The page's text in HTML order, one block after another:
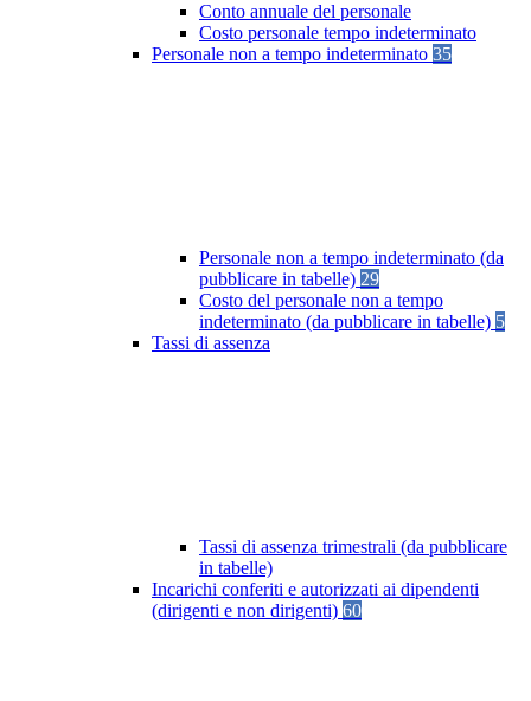
Conto annuale del personale
Costo personale tempo indeterminato
Personale non a tempo indeterminato 35
Personale non a tempo indeterminato (da
pubblicare in tabelle) 29
Costo del personale non a tempo
indeterminato (da pubblicare in tabelle) 5
Tassi di assenza
Tassi di assenza trimestrali (da pubblicare
in tabelle)
Incarichi conferiti e autorizzati ai dipendenti
(dirigenti e non dirigenti) 60